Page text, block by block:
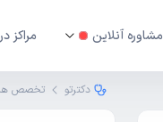
مشاوره آنلاین مراکز
دکترتو تخصص